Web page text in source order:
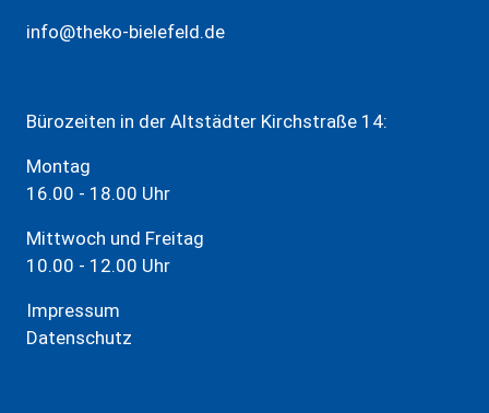
info@theko-bielefeld.de
Bürozeiten in der Altstädter Kirchstraße 14:
Montag
16.00 - 18.00 Uhr
Mittwoch und Freitag
10.00 - 12.00 Uhr
Impressum
Datenschutz